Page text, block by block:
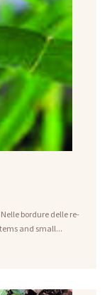
bordure delle re-
and small...